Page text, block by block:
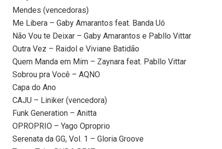
Mendes (vencedoras)
Me Libera – Gaby Amarantos feat. Banda Uó
Não Vou te Deixar – Gaby Amarantos e Pabllo Vittar
Outra Vez – Raidol e Viviane Batidão
Quem Manda em Mim – Zaynara feat. Pabllo Vittar
Sobrou pra Você – AQNO
Capa do Ano
CAJU – Liniker (vencedora)
Funk Generation – Anitta
OPROPRIO – Yago Oproprio
Serenata da GG, Vol. 1 – Gloria Groove